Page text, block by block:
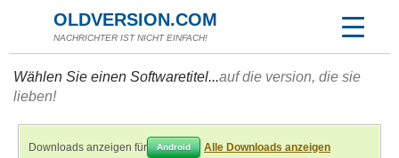
OLDVERSION.COM
NACHRICHTER IST NICHT EINFACH!
Wählen Sie einen Softwaretitel...auf die version, die sie
lieben!
Downloads anzeigen für Android Alle Downloads anzeigen